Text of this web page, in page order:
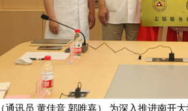
（通讯员 黄佳音 郭唯嘉） 为深入推进南开